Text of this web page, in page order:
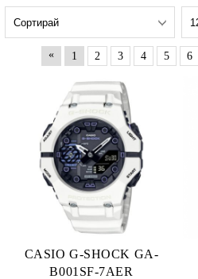
« 1 2 3 4 5 6
CASIO G-SHOCK GA-
B001SF-7AER